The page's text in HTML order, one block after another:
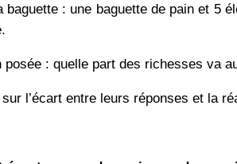
baguette : une baguette de pain et 5
posée : quelle part des richesses va
l’écart entre leurs réponses et la